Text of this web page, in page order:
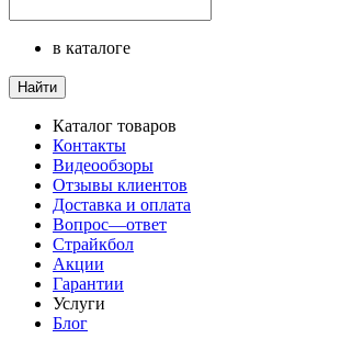
в каталоге
Найти
Каталог товаров
Контакты
Видеообзоры
Отзывы клиентов
Доставка и оплата
Вопрос—ответ
Страйкбол
Акции
Гарантии
Услуги
Блог